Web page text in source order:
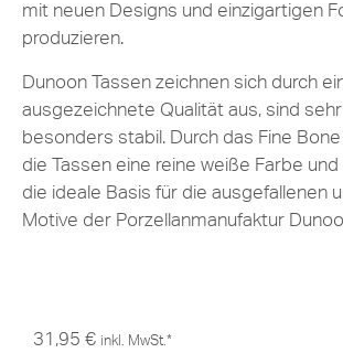
mit neuen Designs und einzigartigen
produzieren.
Dunoon Tassen zeichnen sich durch
ausgezeichnete Qualität aus, sind
besonders stabil. Durch das Fine
die Tassen eine reine weiße Farbe
die ideale Basis für die ausgefallenen
Motive der Porzellanmanufaktur
31,95 € inkl. MwSt.*